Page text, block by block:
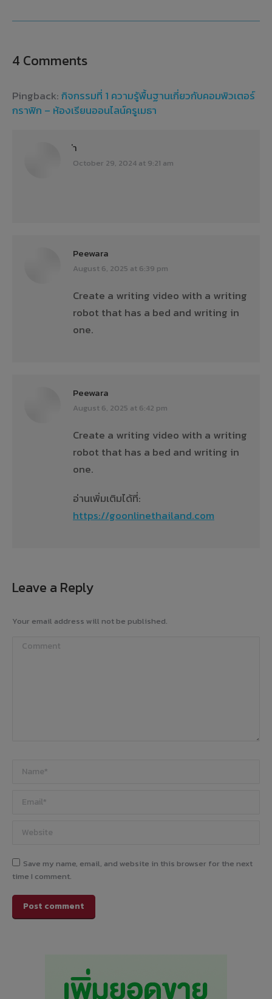
4 Comments
Pingback:กิจกรรมที่ 1 ความรู้พื้นฐานเกี่ยวกับคอมพิวเตอร์
กราฟิก – ห้องเรียนออนไลน์ครูเมธา
่า
says:
October 29, 2024 at 9:21 am
Peewara
says:
August 6, 2025 at 6:39 pm
Create a writing video with a writing
robot that has a bed and writing in
one.
Peewara
says:
August 6, 2025 at 6:42 pm
Create a writing video with a writing
robot that has a bed and writing in
one.
อ่านเพิ่มเติมได้ที่:
https://goonlinethailand.com
Leave a Reply
Your email address will not be published.
Comment
Name *
Email *
Website
Save my name, email, and website in this browser for the next
time I comment.
Post comment